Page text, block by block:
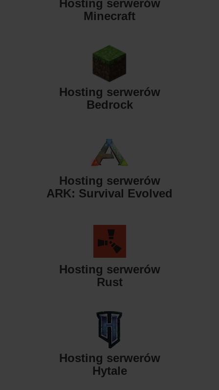
Hosting serwerów
Minecraft
Hosting serwerów
Bedrock
Hosting serwerów
ARK: Survival Evolved
Hosting serwerów
Rust
Hosting serwerów
Hytale